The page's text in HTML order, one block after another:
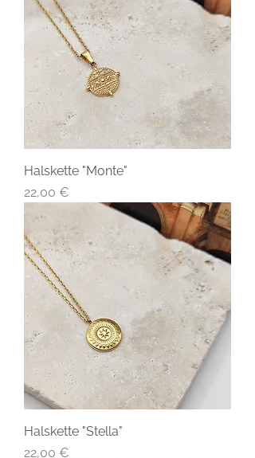
Halskette "Monte"
Preis
22,00 €
Halskette "Stella"
Preis
22,00 €